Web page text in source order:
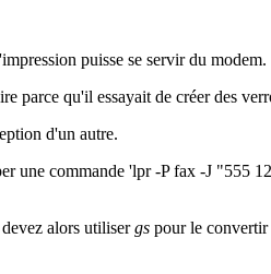
puisse se servir du modem.
parce qu'il essayait de créer des
d'un autre.
une commande 'lpr -P fax -J "555
alors utilisergs pour le convertir